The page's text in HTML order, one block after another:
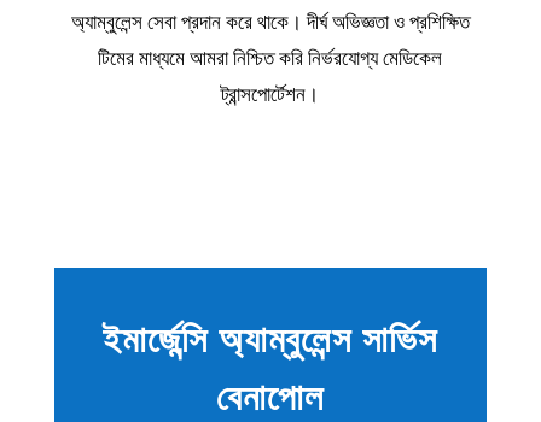
অ্যাম্বুলেন্স সেবা প্রদান করে থাকে। দীর্ঘ অভিজ্ঞতা ও প্রশিক্ষিত
টিমের মাধ্যমে আমরা নিশ্চিত করি নির্ভরযোগ্য মেডিকেল
ট্রান্সপোর্টেশন।
ইমার্জেন্সি অ্যাম্বুলেন্স সার্ভিস
বেনাপোল